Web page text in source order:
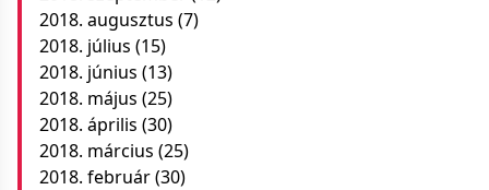
2018. augusztus (7)
2018. július (15)
2018. június (13)
2018. május (25)
2018. április (30)
2018. március (25)
2018. február(30)